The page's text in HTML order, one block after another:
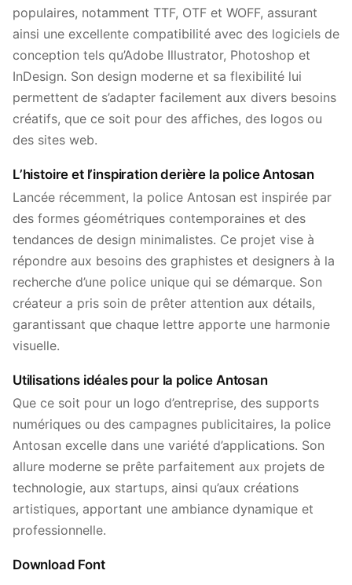
populaires, notamment TTF, OTF et WOFF, assurant
ainsi une excellente compatibilité avec des logiciels de
conception tels qu’Adobe Illustrator, Photoshop et
InDesign. Son design moderne et sa flexibilité lui
permettent de s’adapter facilement aux divers besoins
créatifs, que ce soit pour des affiches, des logos ou
des sites web.
L’histoire et l’inspiration derière la police Antosan
Lancée récemment, la police Antosan est inspirée par
des formes géométriques contemporaines et des
tendances de design minimalistes. Ce projet vise à
répondre aux besoins des graphistes et designers à la
recherche d’une police unique qui se démarque. Son
créateur a pris soin de prêter attention aux détails,
garantissant que chaque lettre apporte une harmonie
visuelle.
Utilisations idéales pour la police Antosan
Que ce soit pour un logo d’entreprise, des supports
numériques ou des campagnes publicitaires, la police
Antosan excelle dans une variété d’applications. Son
allure moderne se prête parfaitement aux projets de
technologie, aux startups, ainsi qu’aux créations
artistiques, apportant une ambiance dynamique et
professionnelle.
Download Font